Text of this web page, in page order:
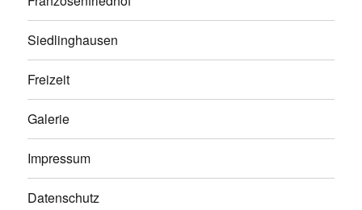
Siedlinghausen
Freizeit
Galerie
Impressum
Datenschutz